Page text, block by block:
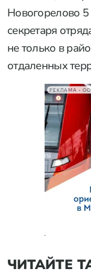
Новогорелово 5
секретаря
не только в
отдаленных
РЕКЛАМА •
ЧИТАЙТЕ